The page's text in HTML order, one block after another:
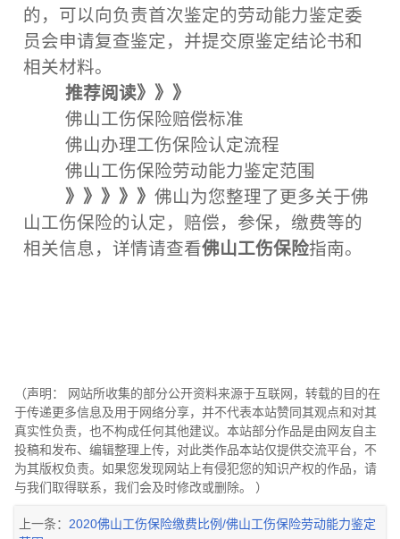
的，可以向负责首次鉴定的劳动能力鉴定委
员会申请复查鉴定，并提交原鉴定结论书和
相关材料。
推荐阅读》》》
佛山工伤保险赔偿标准
佛山办理工伤保险认定流程
佛山工伤保险劳动能力鉴定范围
》》》》》 佛山为您整理了更多关于佛
山工伤保险的认定，赔偿，参保，缴费等的
相关信息，详情请查看佛山工伤保险指南。
（声明： 网站所收集的部分公开资料来源于互联网，转载的目的在
于传递更多信息及用于网络分享，并不代表本站赞同其观点和对其
真实性负责，也不构成任何其他建议。本站部分作品是由网友自主
投稿和发布、编辑整理上传，对此类作品本站仅提供交流平台，不
为其版权负责。如果您发现网站上有侵犯您的知识产权的作品，请
与我们取得联系，我们会及时修改或删除。 ）
上一条： 2020佛山工伤保险缴费比例/佛山工伤保险劳动能力鉴定